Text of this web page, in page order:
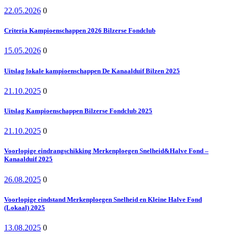
22.05.2026 0
Criteria Kampioenschappen 2026 Bilzerse Fondclub
15.05.2026 0
Uitslag lokale kampioenschappen De Kanaalduif Bilzen 2025
21.10.2025 0
Uitslag Kampioenschappen Bilzerse Fondclub 2025
21.10.2025 0
Voorlopige eindrangschikking Merkenploegen Snelheid&Halve Fond –
Kanaalduif 2025
26.08.2025 0
Voorlopige eindstand Merkenploegen Snelheid en Kleine Halve Fond
(Lokaal) 2025
13.08.2025 0